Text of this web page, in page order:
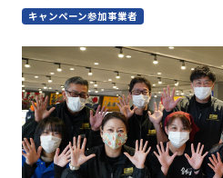
キャンペーン参加事業者